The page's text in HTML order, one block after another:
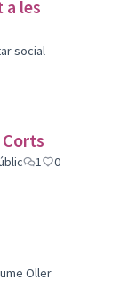
a les
social
1
0
Oller